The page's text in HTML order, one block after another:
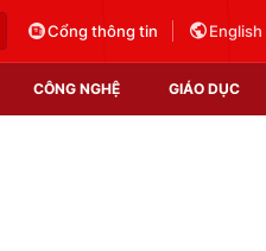
Cổng thông tin English
CÔNG NGHỆ GIÁO DỤC